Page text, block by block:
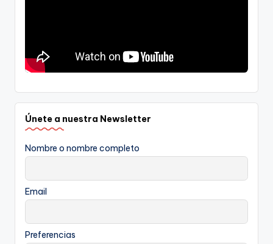
Únete a nuestra Newsletter
Nombre o nombre completo
Email
Preferencias